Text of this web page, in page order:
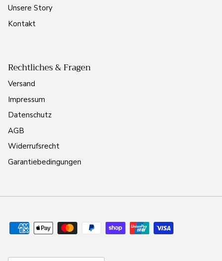
Unsere Story
Kontakt
Rechtliches & Fragen
Versand
Impressum
Datenschutz
AGB
Widerrufsrecht
Garantiebedingungen